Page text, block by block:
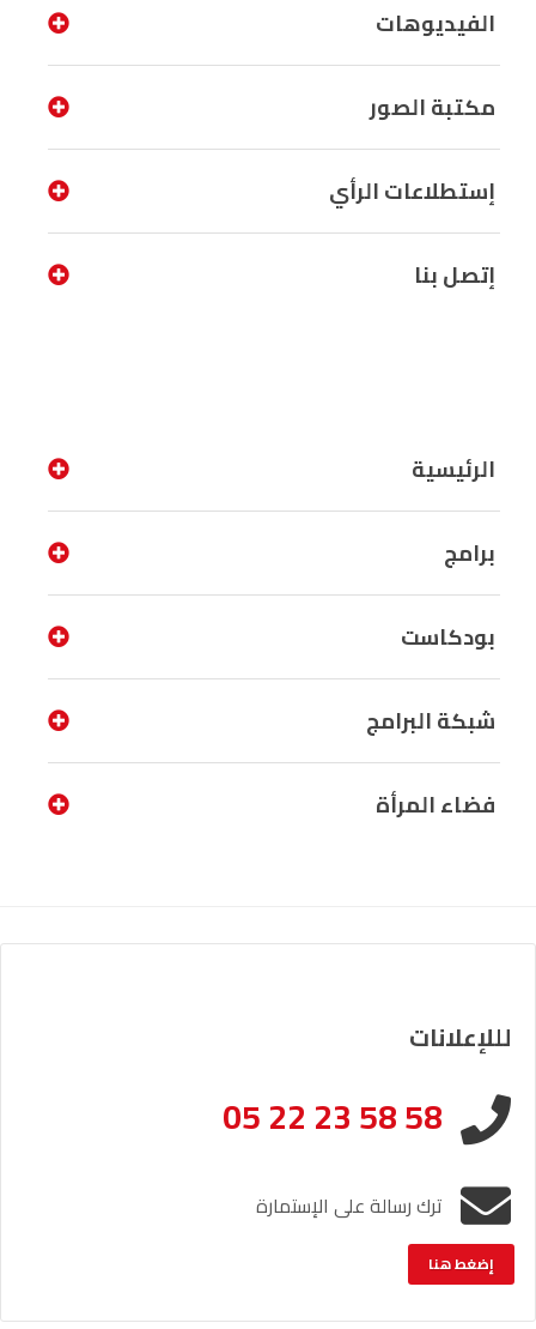
الفيديوهات
مكتبة الصور
إستطلاعات الرأي
إتصل بنا
الرئيسية
برامج
بودكاست
شبكة البرامج
فضاء المرأة
لللإعلانات
05 22 23 58 58
ترك رسالة على الإستمارة
إضغط هنا